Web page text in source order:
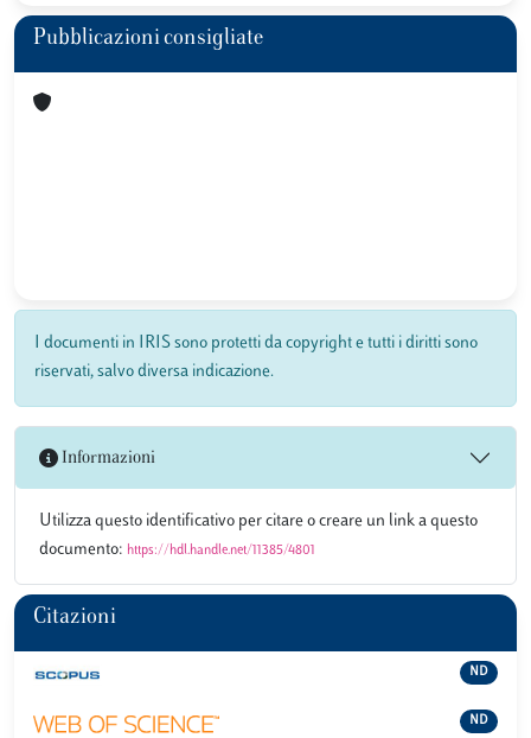
Pubblicazioni consigliate
I documenti in IRIS sono protetti da copyright e tutti i diritti sono
riservati, salvo diversa indicazione.
Informazioni
Utilizza questo identificativo per citare o creare un link a questo
documento: https://hdl.handle.net/11385/4801
Citazioni
ND
ND